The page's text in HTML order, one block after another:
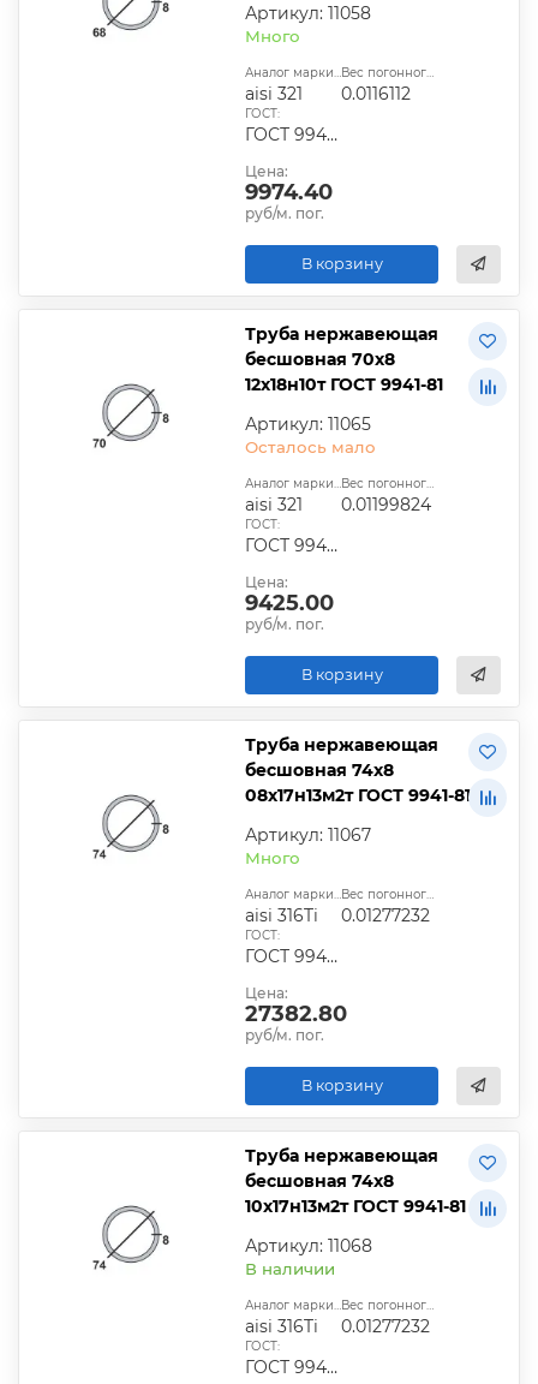
Артикул: 11058
Много
Аналог марки стали:
aisi 321
Вес погонного метра, т.:
0.0116112
ГОСТ:
ГОСТ 9940-81, ГОСТ 9941-81, ГОСТ 24030-80, ГОСТ 10498-82
Цена:
9974.40
руб/м. пог.
В корзину
Труба нержавеющая
бесшовная 70х8
12х18н10т ГОСТ 9941-81
Артикул: 11065
Осталось мало
Аналог марки стали:
aisi 321
Вес погонного метра, т.:
0.01199824
ГОСТ:
ГОСТ 9940-81, ГОСТ 9941-81, ГОСТ 24030-80, ГОСТ 10498-82
Цена:
9425.00
руб/м. пог.
В корзину
Труба нержавеющая
бесшовная 74х8
08х17н13м2т ГОСТ 9941-81
Артикул: 11067
Много
Аналог марки стали:
aisi 316Ti
Вес погонного метра, т.:
0.01277232
ГОСТ:
ГОСТ 9940-81, ГОСТ 9941-81, ГОСТ 24030-80, ГОСТ 10498-82
Цена:
27382.80
руб/м. пог.
В корзину
Труба нержавеющая
бесшовная 74х8
10х17н13м2т ГОСТ 9941-81
Артикул: 11068
В наличии
Аналог марки стали:
aisi 316Ti
Вес погонного метра, т.:
0.01277232
ГОСТ:
ГОСТ 9940-81, ГОСТ 9941-81, ГОСТ 24030-80, ГОСТ 10498-82